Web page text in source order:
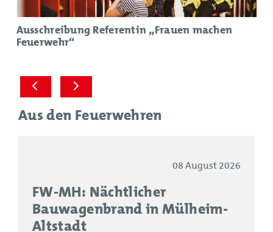
Ausschreibung Referentin „Frauen machen
Feuerwehr“
Aus den Feuerwehren
08 August 2026
FW-MH: Nächtlicher
Bauwagenbrand in Mülheim-
Altstadt